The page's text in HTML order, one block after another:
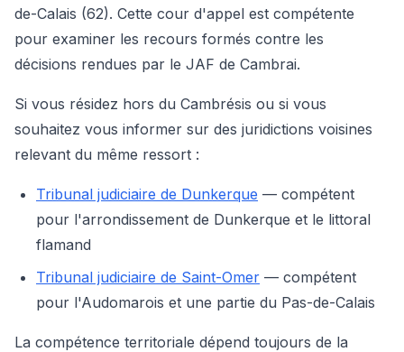
de-Calais (62). Cette cour d'appel est compétente
pour examiner les recours formés contre les
décisions rendues par le JAF de Cambrai.
Si vous résidez hors du Cambrésis ou si vous
souhaitez vous informer sur des juridictions voisines
relevant du même ressort :
Tribunal judiciaire de Dunkerque — compétent
pour l'arrondissement de Dunkerque et le littoral
flamand
Tribunal judiciaire de Saint-Omer — compétent
pour l'Audomarois et une partie du Pas-de-Calais
La compétence territoriale dépend toujours de la